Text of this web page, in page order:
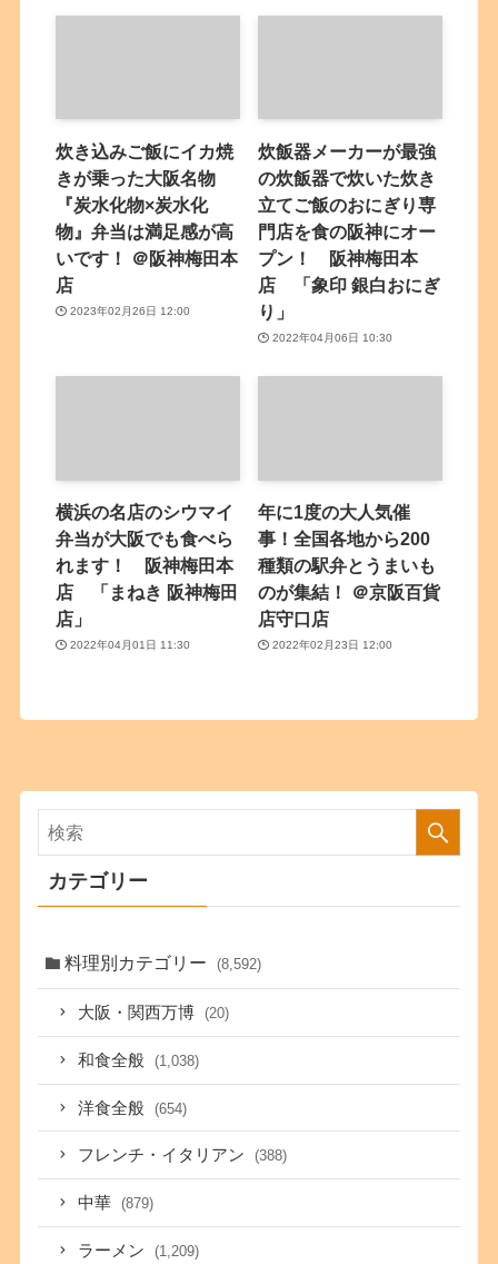
炊き込みご飯にイカ焼
きが乗った大阪名物
『炭水化物×炭水化
物』弁当は満足感が高
いです！ ＠阪神梅田本
店
2023年02月26日 12:00
炊飯器メーカーが最強
の炊飯器で炊いた炊き
立てご飯のおにぎり専
門店を食の阪神にオー
プン！ 阪神梅田本
店 「象印 銀白おにぎ
り」
2022年04月06日 10:30
横浜の名店のシウマイ
弁当が大阪でも食べら
れます！ 阪神梅田本
店 「まねき 阪神梅田
店」
2022年04月01日 11:30
年に1度の大人気催
事！全国各地から200
種類の駅弁とうまいも
のが集結！ ＠京阪百貨
店守口店
2022年02月23日 12:00
カテゴリー
料理別カテゴリー (8,592)
大阪・関西万博 (20)
和食全般 (1,038)
洋食全般 (654)
フレンチ・イタリアン (388)
中華 (879)
ラーメン (1,209)